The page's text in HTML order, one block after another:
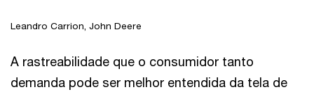
Leandro Carrion, John Deere
A rastreabilidade que o consumidor tanto
demanda pode ser melhor entendida da tela de